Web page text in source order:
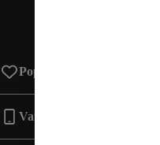
Populära sidor
Varumärken